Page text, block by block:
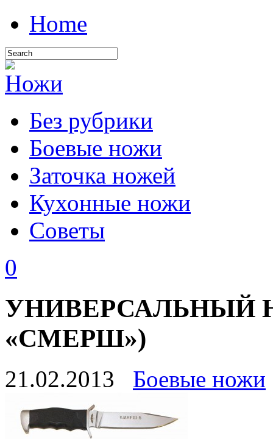
Home
Без рубрики
Боевые ножи
Заточка ножей
Кухонные ножи
Советы
0
УНИВЕРСАЛЬНЫЙ
«СМЕРШ»)
21.02.2013 Боевые ножи